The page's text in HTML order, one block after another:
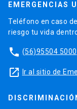
EMERGENCIAS
Teléfono en caso
riesgo tu vida
phone (56)95504 5000
launch Ir al sitio de